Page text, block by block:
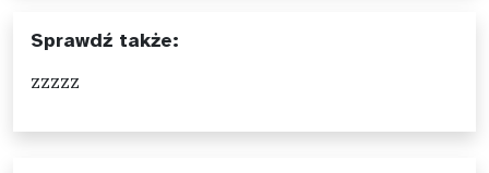
Sprawdź także:
zzzzz